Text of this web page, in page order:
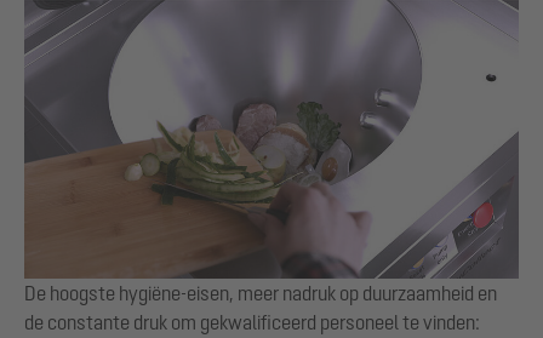
De hoogste hygiëne-eisen, meer nadruk op duurzaamheid en
de constante druk om gekwalificeerd personeel te vinden: